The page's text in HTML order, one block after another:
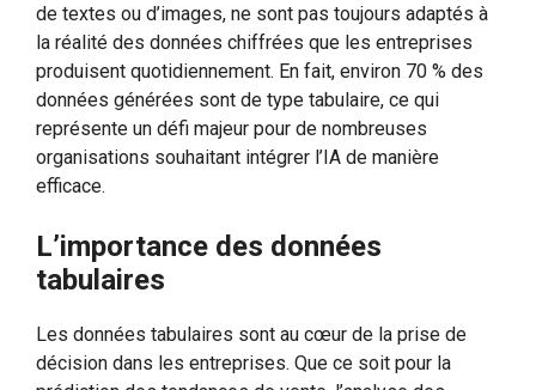
de textes ou d’images, ne sont pas toujours adaptés à
la réalité des données chiffrées que les entreprises
produisent quotidiennement. En fait, environ 70 % des
données générées sont de type tabulaire, ce qui
représente un défi majeur pour de nombreuses
organisations souhaitant intégrer l’IA de manière
efficace.
L’importance des données
tabulaires
Les données tabulaires sont au cœur de la prise de
décision dans les entreprises. Que ce soit pour la